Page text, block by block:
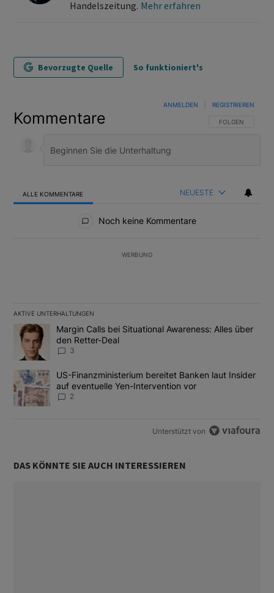
Handelszeitung. Mehr erfahren
Bevorzugte Quelle So funktioniert's
Kommentare FOLGE DIESER
FOLGEN
ANMELDEN REGISTRIEREN
ALLE KOMMENTARE NEUESTE
Noch keine Kommentare
WERBUNG
AKTIVE UNTERHALTUNGEN
Das Folgende ist eine Liste der am meisten kommentierten
Ein Trendartikel mit dem Titel "Margin Calls bei Situational
Margin Calls bei Situational Awareness: Alles über
den Retter-Deal
3
Ein Trendartikel mit dem Titel "US-Finanzministerium bereitet
US-Finanzministerium bereitet Banken laut Insider
auf eventuelle Yen-Intervention vor
2
Unterstützt von
DAS KÖNNTE SIE AUCH INTERESSIEREN